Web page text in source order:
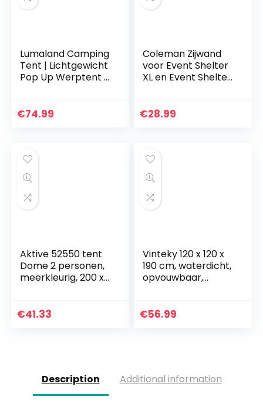
Lumaland Camping
Tent | Lichtgewicht
Pop Up Werptent |
Trekking & Festival
€74.99
Coleman Zijwand
voor Event Shelter
XL en Event Shelter
zonwering…
€28.99
Aktive 52550 tent
Dome 2 personen,
meerkleurig, 200 x
€41.33
Vinteky 120 x 120 x
190 cm, waterdicht,
opvouwbaar,
lucht
€56.99
Description Additional information